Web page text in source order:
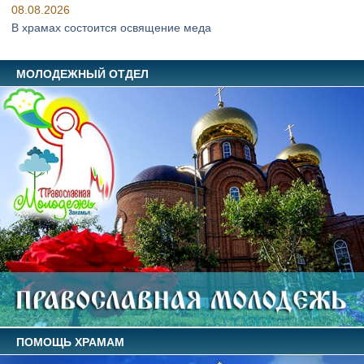
08.08.2026
В храмах состоится освящение меда
МОЛОДЕЖНЫЙ ОТДЕЛ
ПОМОЩЬ ХРАМАМ